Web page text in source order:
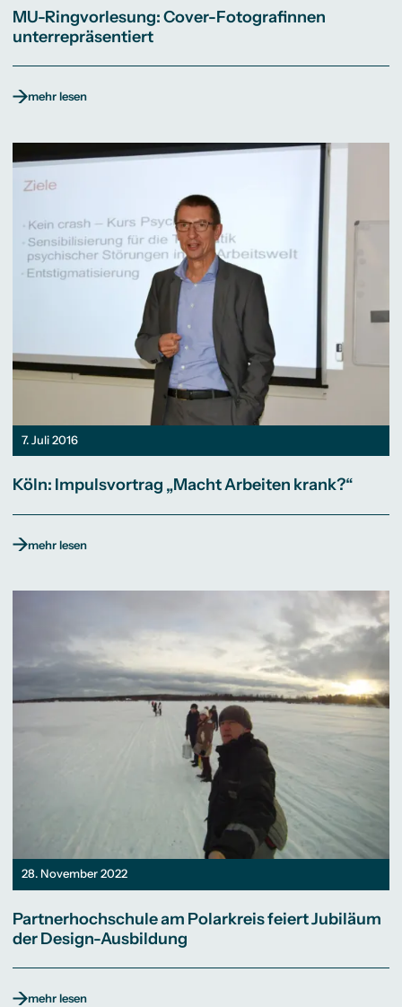
MU-Ringvorlesung: Cover-Fotografinnen
unterrepräsentiert
mehr lesen
7. Juli 2016
Köln: Impulsvortrag „Macht Arbeiten krank?“
mehr lesen
28. November 2022
Partnerhochschule am Polarkreis feiert Jubiläum
der Design-Ausbildung
mehr lesen